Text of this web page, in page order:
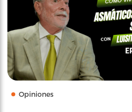
Opiniones